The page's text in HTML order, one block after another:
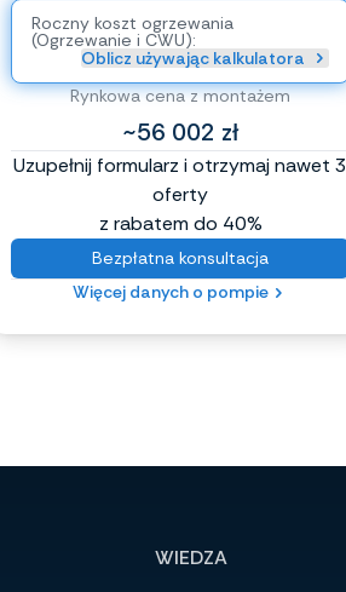
Roczny koszt ogrzewania
(Ogrzewanie i CWU):
Oblicz używając kalkulatora
Rynkowa cena z montażem
~56 002 zł
Uzupełnij formularz i otrzymaj nawet 3
oferty
z rabatem do 40%
Bezpłatna konsultacja
Więcej danych o pompie
WIEDZA